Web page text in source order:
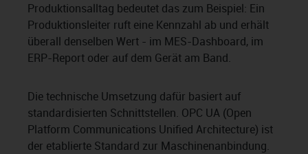
Produktionsalltag bedeutet das zum Beispiel: Ein
Produktionsleiter ruft eine Kennzahl ab und erhält
überall denselben Wert - im MES-Dashboard, im
ERP-Report oder auf dem Gerät am Band.
Die technische Umsetzung dafür basiert auf
standardisierten Schnittstellen. OPC UA (Open
Platform Communications Unified Architecture) ist
der etablierte Standard zur Maschinenanbindung.